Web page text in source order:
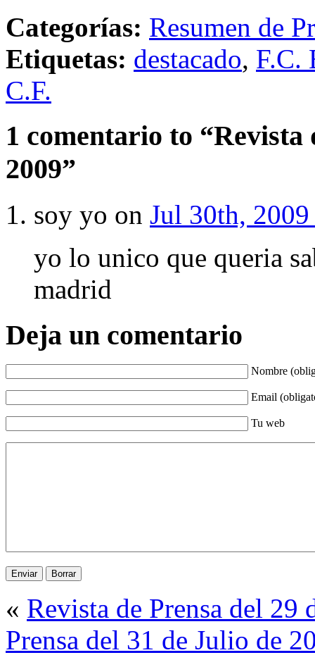
Categorías: Resumen de
Etiquetas: destacado, F.C.
C.F.
1 comentario to “Revista
2009”
soy yo on Jul 30th,
yo lo unico que queria
madrid
Deja un comentario
Nombre
Email
Tu web
« Revista de Prensa del 29
Prensa del 31 de Julio de